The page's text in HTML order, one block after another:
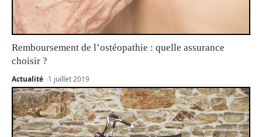
Remboursement de l’ostéopathie : quelle assurance
choisir ?
Actualité 1 juillet 2019